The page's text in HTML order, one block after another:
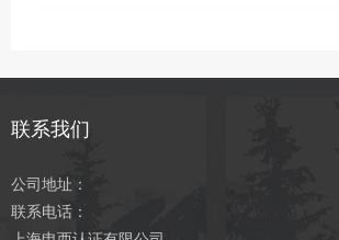
联系我们
公司地址：
联系电话：